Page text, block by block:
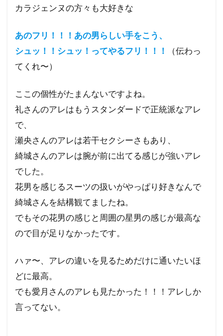
カラジェンヌの方々も大好きな
あのフリ！！！あの男らしい手をこう、
シュッ！！シュッ！ってやるフリ！！！
（伝わっ
てくれ〜）
ここの個性がたまんないですよね。
礼さんのアレはもうスタンダードで正統派なアレ
で、
瀬央さんのアレは若干セクシーさもあり、
綺城さんのアレは腕が前に出てる感じが強いアレ
でした。
花男を感じるスーツの扱いがやっぱり好きなんで
綺城さんを結構観てましたね。
でもその花男の感じと周囲の星男の感じが最高な
ので目が足りなかったです。
ハァ〜、アレの違いを見るためだけに通いたいほ
どに最高。
でも愛月さんのアレも見たかった！！！アレしか
言ってない。